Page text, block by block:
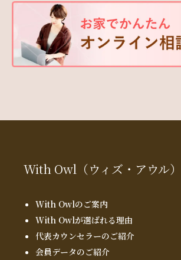
With Owl （ウィズ・アウル）
With Owlのご案内
With Owlが選ばれる理由
代表カウンセラーのご紹介
会員データのご紹介